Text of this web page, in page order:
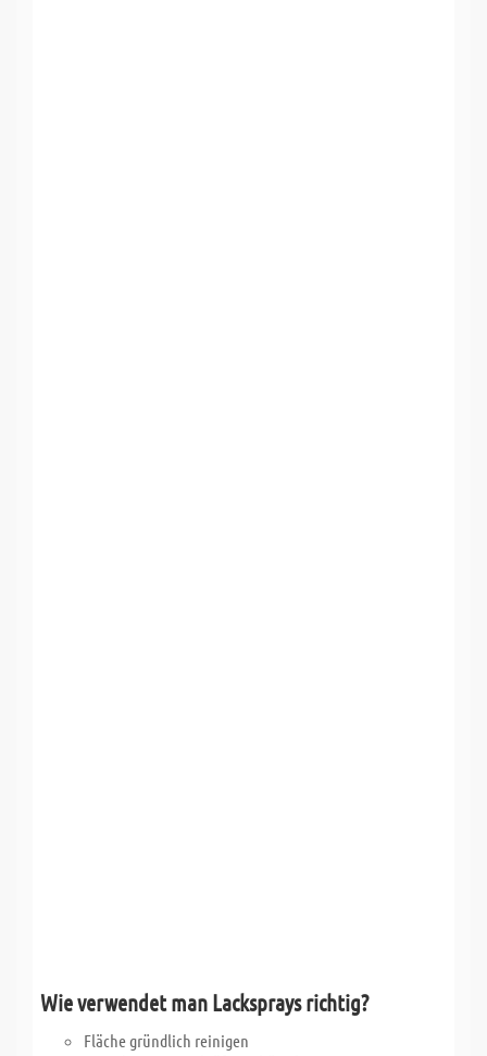
Wie verwendet man Lacksprays richtig?
Fläche gründlich reinigen